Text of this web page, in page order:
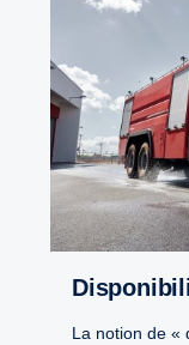
La notion de «